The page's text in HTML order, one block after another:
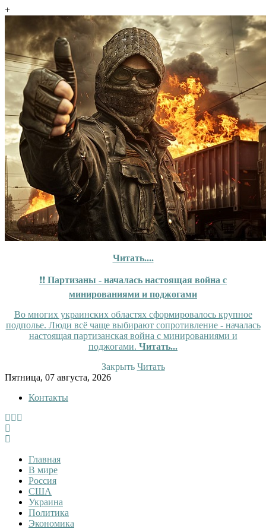
+
Читать....
❗❗ Партизаны - началась настоящая война с
минированиями и поджогами
Во многих украинских областях сформировалось крупное
подполье. Люди всё чаще выбирают сопротивление - началась
настоящая партизанская война с минированиями и
поджогами. Читать...
Закрыть Читать
Skip
content
Пятница, 07 августа, 2026
Контакты
InfoRuss
InfoRuss — Новости
Главная
В мире
Россия
США
Украина
Политика
Экономика